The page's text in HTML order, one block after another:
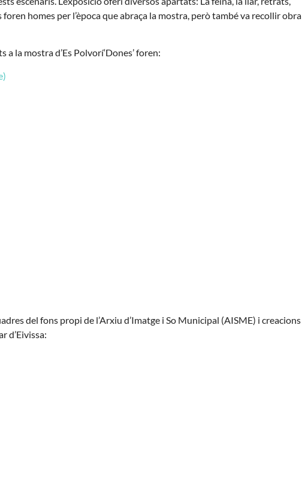
homes per l’època que abraça la mostra, però també va recollir obra
la mostra d’Es Polvorí‘Dones’ foren:
del fons propi de l’Arxiu d’Imatge i So Municipal (AISME) i creacions
d’Eivissa: